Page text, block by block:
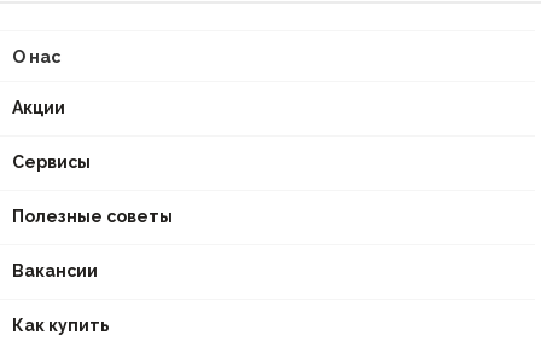
О нас
Акции
Сервисы
Полезные советы
Вакансии
Как купить